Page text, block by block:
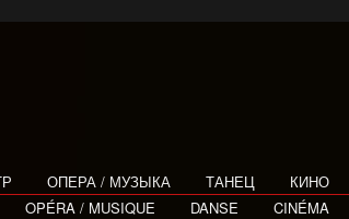
ОПЕРА / МУЗЫКА ТАНЕЦ КИНО
OPÉRA / MUSIQUE DANSE CINÉMA